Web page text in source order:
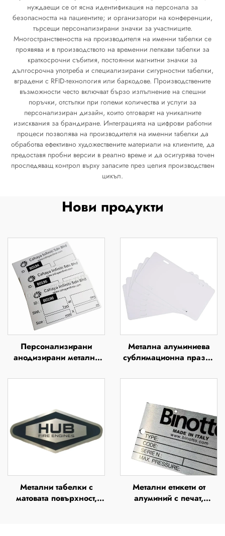
нуждаещи се от ясна идентификация на персонала за
безопасността на пациентите; и организатори на конференции,
търсещи персонализирани значки за участниците.
Многостранствеността на производителя на именни табелки се
проявява и в производството на временни лепкави табелки за
краткосрочни събития, постоянни магнитни значки за
дългосрочна употреба и специализирани сигурностни табелки,
вградени с RFID-технология или баркодове. Производствените
възможности често включват бързо изпълнение на спешни
поръчки, отстъпки при големи количества и услуги за
персонализиран дизайн, които отговарят на уникалните
изисквания за брандиране. Интеграцията на цифрови работни
процеси позволява на производителя на именни табелки да
обработва ефективно художествените материали на клиентите, да
предоставя пробни версии в реално време и да осигурява точен
проследяващ контрол върху запасите през целия производствен
цикъл.
Нови продукти
Персонализирани
анодизирани метални
алуминиеви табелки
Метална алуминиева
сублимационна празна
регистрационен номер
табелка за автомобил,
табелки и табела за
персонализиран дизайн
Метални табелки с
матовата повърхност,
Метални етикети от
алуминий с печат,